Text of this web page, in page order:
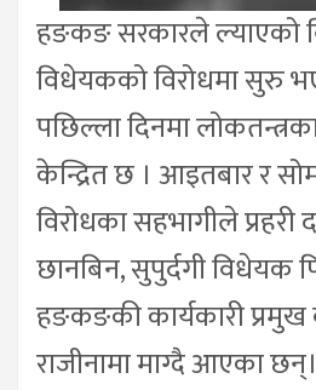
हङकङ सरकारले ल्याएको
विधेयकको विरोधमा सुरु
पछिल्ला दिनमा लोकतन्त्रका
केन्द्रित छ । आइतबार र
विरोधका सहभागीले प्रहरी
छानबिन, सुपुर्दगी विधेयक
हङकङकी कार्यकारी प्रमुख
राजीनामा माग्दै आएका छन्।